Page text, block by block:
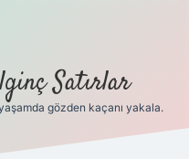
Satırlar
gözden kaçanı yakala.